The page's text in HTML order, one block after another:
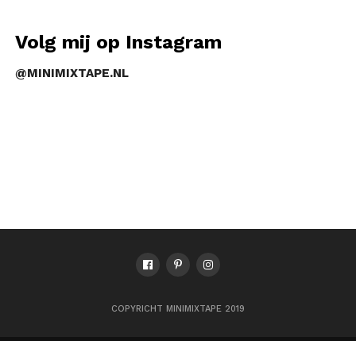
Volg mij op Instagram
@MINIMIXTAPE.NL
COPYRICHT MINIMIXTAPE 2019